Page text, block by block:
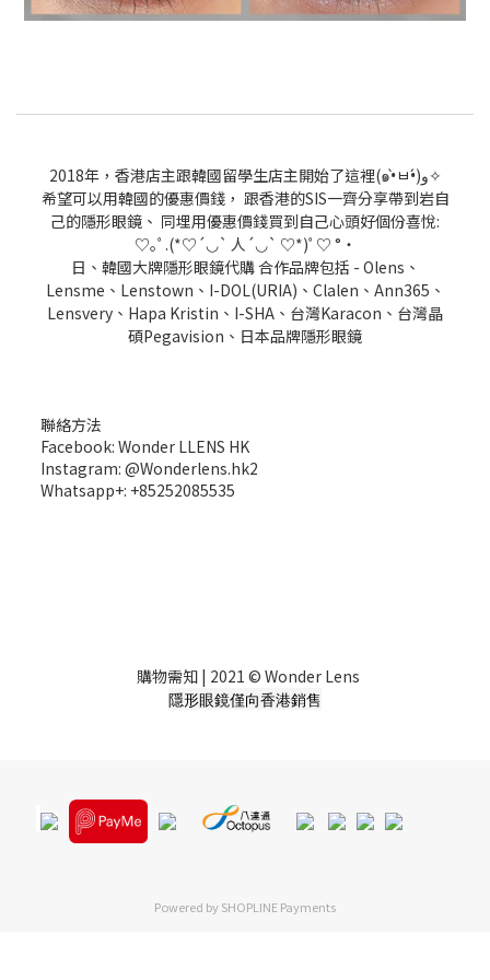
2018年，香港店主跟韓國留學生店主開始了這裡(๑•̀ㅂ•́)و✧
希望可以用韓國的優惠價錢， 跟香港的SIS一齊分享帶到岩自
己的隱形眼鏡、 同埋用優惠價錢買到自己心頭好個份喜悅:
♡｡ﾟ.(*♡´◡` 人´◡` ♡*)ﾟ♡ °・
日、韓國大牌隱形眼鏡代購 合作品牌包括 - Olens、
Lensme、Lenstown、I-DOL(URIA)、Clalen、Ann365、
Lensvery、Hapa Kristin、I-SHA、台灣Karacon、台灣晶
碩Pegavision、日本品牌隱形眼鏡
聯絡方法
Facebook: Wonder LLENS HK
Instagram: @Wonderlens.hk2
Whatsapp+: +85252085535
購物需知 | 2021 © Wonder Lens
隱形眼鏡僅向香港銷售
Powered bySHOPLINE Payments